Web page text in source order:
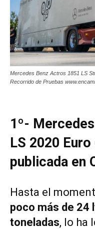
Mercedes Benz Actros 1851 LS
Recorrido de Pruebas
1º-
LS 2020
publicada en
Hasta el
poco más de 24
toneladas, lo ha